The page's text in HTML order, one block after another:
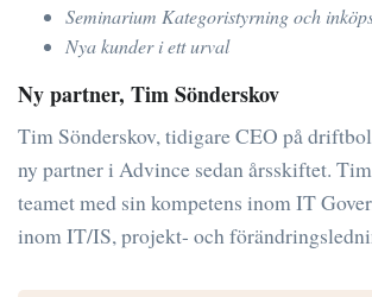
Seminarium Kategoristyrning och
Nya kunder i ett urval
Ny partner, Tim Sönderskov
Tim Sönderskov, tidigare CEO på
ny partner i Advince sedan årsskiftet.
teamet med sin kompetens inom IT
inom IT/IS, projekt- och